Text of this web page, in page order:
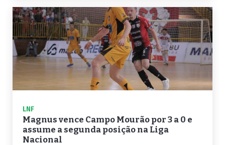
LNF
Magnus vence Campo Mourão por 3 a 0 e
assume a segunda posição na Liga
Nacional